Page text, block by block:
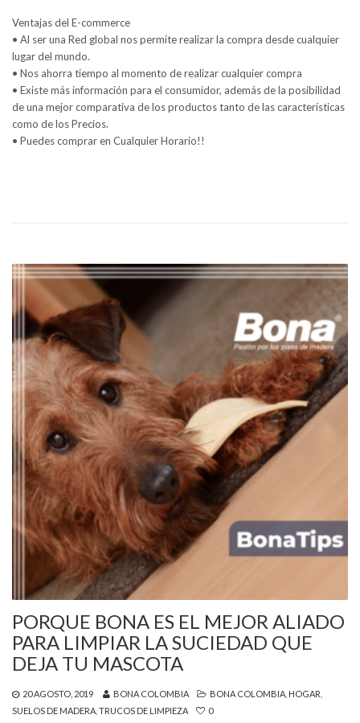
Ventajas del E-commerce
• Al ser una Red global nos permite realizar la compra desde cualquier
lugar del mundo.
• Nos ahorra tiempo al momento de realizar cualquier compra
• Existe más información para el consumidor, además de la posibilidad
de una mejor comparativa de los productos tanto de las características
como de los Precios.
• Puedes comprar en Cualquier Horario!!
PORQUE BONA ES EL MEJOR ALIADO
PARA LIMPIAR LA SUCIEDAD QUE
DEJA TU MASCOTA
20 AGOSTO, 2019 BONA COLOMBIA BONA COLOMBIA HOGAR
SUELOS DE MADERA TRUCOS DE LIMPIEZA 0